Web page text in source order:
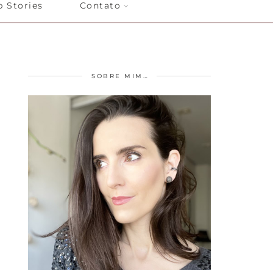
Stories Contato
SOBRE MIM…